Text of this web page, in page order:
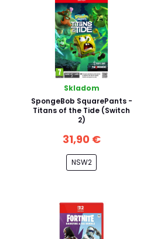
Skladom
SpongeBob SquarePants -
Titans of the Tide (Switch
2)
31,90 €
NSW2